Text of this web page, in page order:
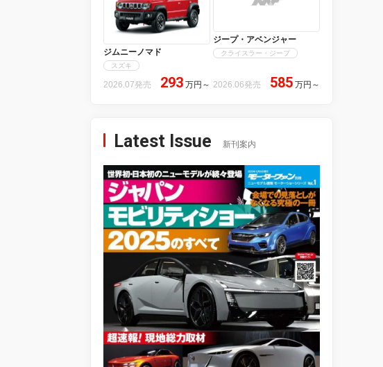
ジムニーノマド
スズキ
2026.07発売 293 万円 ～
ジープ・アベンジャー
クライスラー・ジープ
2026.06発売 585 万円 ～
Latest Issue 新刊案内